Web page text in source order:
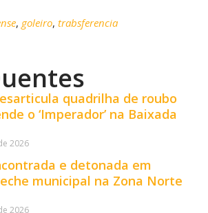
, goleiro, trabsferencia
quadrilha de roubo
o ‘Imperador’ na Baixada
2026
e detonada em
municipal na Zona Norte
2026